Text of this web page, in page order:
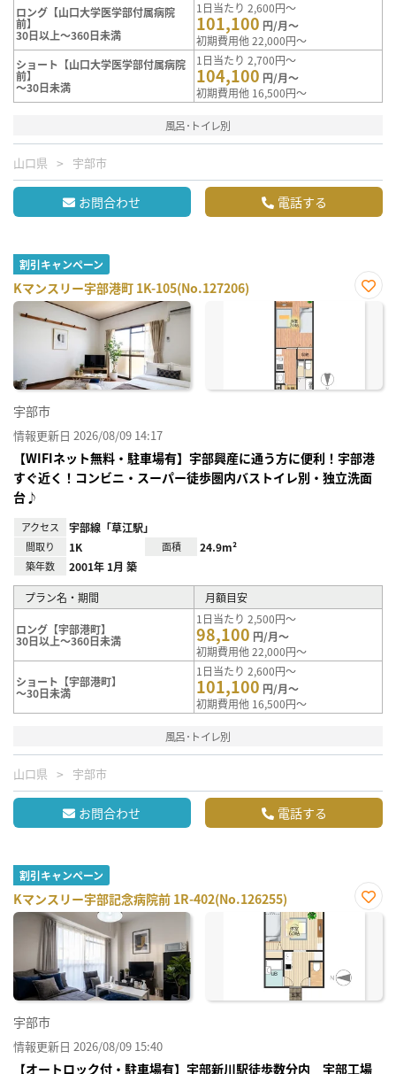
ロング【山口大学医学部付属病院
前】
30日以上～360日未満
1日当たり 2,600円～
101,100 円/月～
初期費用他 22,000円～
ショート【山口大学医学部付属病院
前】
～30日未満
1日当たり 2,700円～
104,100 円/月～
初期費用他 16,500円～
風呂･トイレ別
山口県 宇部市
お問合わせ 電話する
割引キャンペーン
Kマンスリー宇部港町 1K-105(No.127206)
お気
宇部市
情報更新日 2026/08/09 14:17
【WIFIネット無料・駐車場有】宇部興産に通う方に便利！宇部港
すぐ近く！コンビニ・スーパー徒歩圏内バストイレ別・独立洗面
台♪
アクセス 宇部線「草江駅」
間取り 1K 面積 24.9m²
築年数 2001年 1月 築
プラン名・期間 月額目安
ロング【宇部港町】
30日以上～360日未満
1日当たり 2,500円～
98,100 円/月～
初期費用他 22,000円～
ショート【宇部港町】
～30日未満
1日当たり 2,600円～
101,100 円/月～
初期費用他 16,500円～
風呂･トイレ別
山口県 宇部市
お問合わせ 電話する
割引キャンペーン
Kマンスリー宇部記念病院前 1R-402(No.126255)
お気
宇部市
情報更新日 2026/08/09 15:40
【オートロック付・駐車場有】宇部新川駅徒歩数分内 宇部工場